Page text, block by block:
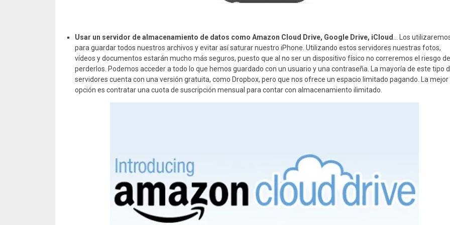
Usar un servidor de almacenamiento de datos como Amazon Cloud Drive, Google Drive, iCloud
… Los
para guardar todos nuestros archivos y evitar así saturar nuestro iPhone. Utilizando estos servidores nuestras fotos,
vídeos y documentos estarán mucho más seguros, puesto que al no ser un dispositivo físico no correremos el riesgo de
perderlos. Podemos acceder a todo lo que hemos guardado con un usuario y una contraseña. La mayoría de este tipo
servidores cuenta con una versión gratuita, como Dropbox, pero que nos ofrece un espacio limitado pagando. La mejor
opción es contratar una cuota de suscripción mensual para contar con almacenamiento ilimitado.